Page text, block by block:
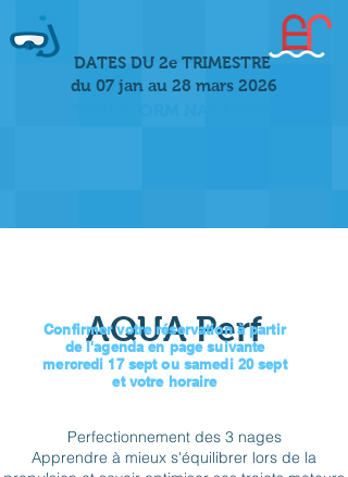
DATES DU 2e TRIMESTRE
du 07 jan au 28 mars 2026
AQUA Perf
Description du service
Perfectionnement des 3 nages
Apprendre à mieux s'équilibrer lors de la
Confirmer votre réservation à partir
de l'agenda en page suivante
mercredi 17 sept ou samedi 20 sept
et votre horaire